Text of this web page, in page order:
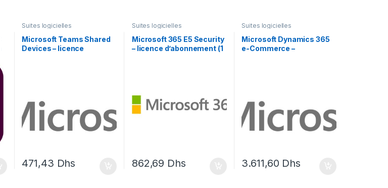
Suites logicielles
Microsoft Teams Shared
Devices – licence
471,43 Dhs
Suites logicielles
Microsoft 365 E5 Security
– licence d’abonnement (1
862,69 Dhs
Suites logicielles
Microsoft Dynamics 365
e-Commerce –
3.611,60 Dhs